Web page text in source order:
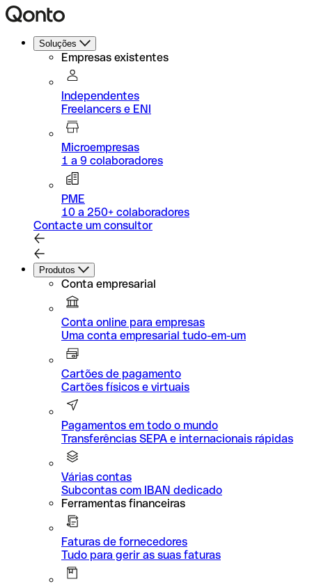
Soluções
Empresas existentes
Independentes
Freelancers e ENI
Microempresas
1 a 9 colaboradores
PME
10 a 250+ colaboradores
Contacte um consultor
Produtos
Conta empresarial
Conta online para empresas
Uma conta empresarial tudo-em-um
Cartões de pagamento
Cartões físicos e virtuais
Pagamentos em todo o mundo
Transferências SEPA e internacionais rápidas
Várias contas
Subcontas com IBAN dedicado
Ferramentas financeiras
Faturas de fornecedores
Tudo para gerir as suas faturas